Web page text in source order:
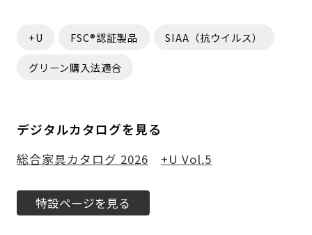
+U FSC®認証製品 SIAA（抗ウイルス）
グリーン購入法適合
デジタルカタログを見る
総合家具カタログ 2026 +U Vol.5
特設ページを見る